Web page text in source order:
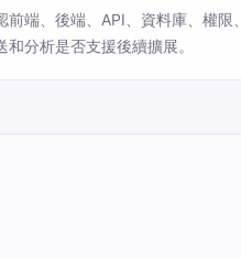
前端、後端、API、資料庫、權限、
和分析是否支援後續擴展。